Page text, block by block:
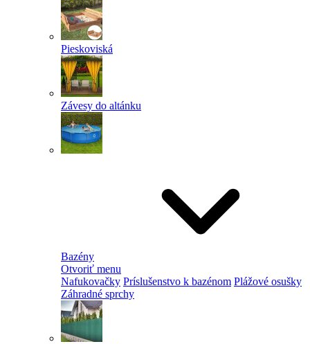
Pieskoviská
Závesy do altánku
Bazény
Otvoriť menu
Nafukovačky Príslušenstvo k bazénom Plážové osušky
Záhradné sprchy